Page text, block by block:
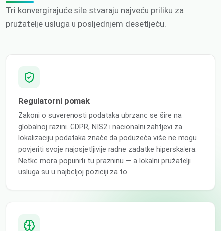
Tri konvergirajuće sile stvaraju najveću priliku za
pružatelje usluga u posljednjem desetljeću.
Regulatorni pomak
Zakoni o suverenosti podataka ubrzano se šire na
globalnoj razini. GDPR, NIS2 i nacionalni zahtjevi za
lokalizaciju podataka znače da poduzeća više ne mogu
povjeriti svoje najosjetljivije radne zadatke hiperskalera.
Netko mora popuniti tu prazninu — a lokalni pružatelji
usluga su u najboljoj poziciji za to.